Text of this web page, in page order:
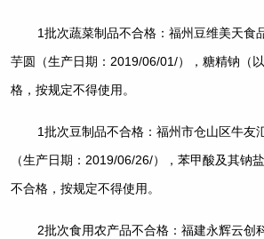
1批次蔬菜制品不合格：福州豆维美天食
芋圆（生产日期：2019/06/01/），糖精钠（
格，按规定不得使用。
1批次豆制品不合格：福州市仓山区牛友
（生产日期：2019/06/26/），苯甲酸及其钠
不合格，按规定不得使用。
2批次食用农产品不合格：福建永辉云创